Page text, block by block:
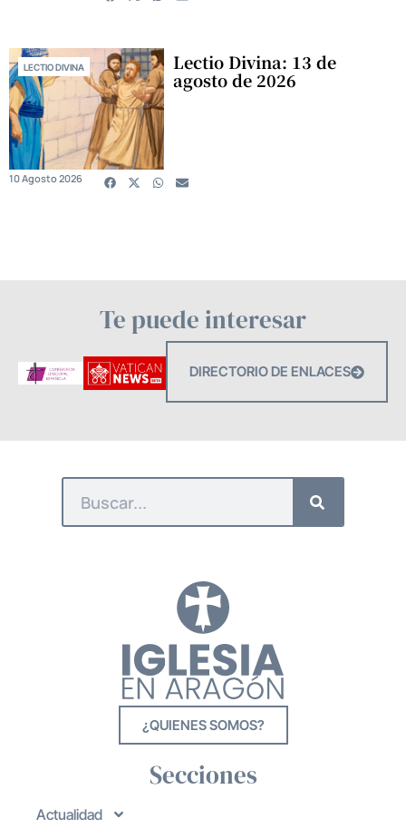
LECTIO DIVINA Lectio Divina: 13 de
agosto de 2026
10 Agosto 2026
Te puede interesar
DIRECTORIO DE ENLACES
¿QUIENES SOMOS?
Secciones
Actualidad